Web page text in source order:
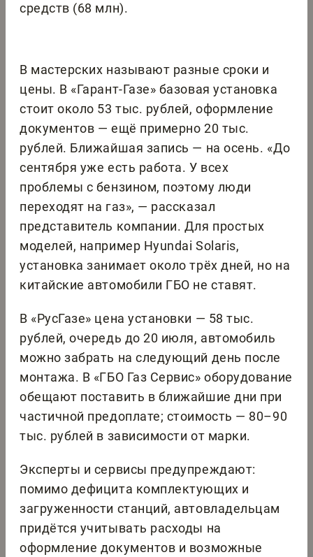
средств (68 млн).
В мастерских называют разные сроки и
цены. В «Гарант-Газе» базовая установка
стоит около 53 тыс. рублей, оформление
документов — ещё примерно 20 тыс.
рублей. Ближайшая запись — на осень. «До
сентября уже есть работа. У всех
проблемы с бензином, поэтому люди
переходят на газ», — рассказал
представитель компании. Для простых
моделей, например Hyundai Solaris,
установка занимает около трёх дней, но на
китайские автомобили ГБО не ставят.
В «РусГазе» цена установки — 58 тыс.
рублей, очередь до 20 июля, автомобиль
можно забрать на следующий день после
монтажа. В «ГБО Газ Сервис» оборудование
обещают поставить в ближайшие дни при
частичной предоплате; стоимость — 80–90
тыс. рублей в зависимости от марки.
Эксперты и сервисы предупреждают:
помимо дефицита комплектующих и
загруженности станций, автовладельцам
придётся учитывать расходы на
оформление документов и возможные